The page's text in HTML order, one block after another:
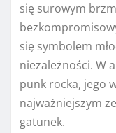
się surowym
się symbolem
niezależności. W
punk rocka, jego
najważniejszym
gatunek.